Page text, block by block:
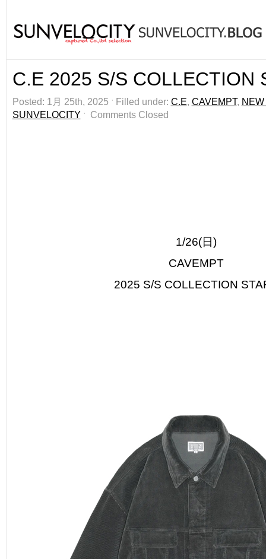
C.E 2025 S/S COLLECTION
Posted: 1月 25th, 2025 ˑ Filled under: C.E, CAVEMPT,
SUNVELOCITY ˑ Comments Closed
1/26(日)
CAVEMPT
2025 S/S COLLECTION